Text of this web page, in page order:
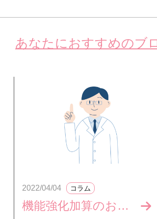
あなたにおすすめのブ
2022/04/04 コラム
機能強化加算のお知らせ